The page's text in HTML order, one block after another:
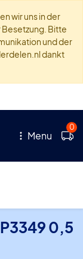
wir uns in der
Bitte
und der
dankt
Menu
0
0,5